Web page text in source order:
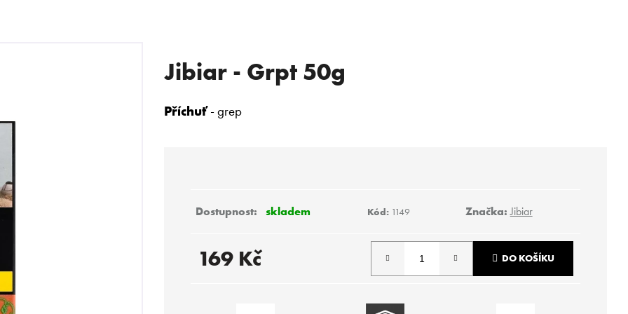
Jibiar - Grpt 50g
Příchuť- grep
skladem Kód: 1149 Značka:Jibiar
169 Kč DO KOŠÍKU
POTŘEBUJETE NAJÍT?